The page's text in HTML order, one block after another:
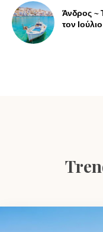
Άνδρος ~
τον